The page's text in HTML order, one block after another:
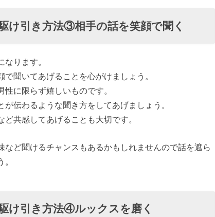
け引き方法③相手の話を笑顔で聞く
ります。
聞いてあげることを心がけましょう。
に限らず嬉しいものです。
伝わるような聞き方をしてあげましょう。
共感してあげることも大切です。
ど聞けるチャンスもあるかもしれませんので話を遮ら
け引き方法④ルックスを磨く